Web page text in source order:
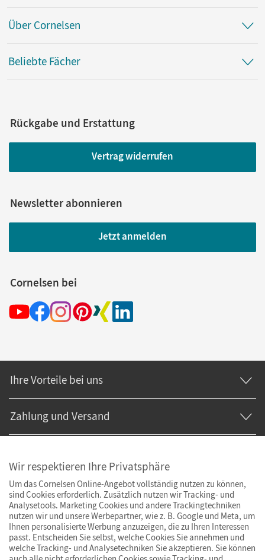
Über Cornelsen
Beliebte Fächer
Rückgabe und Erstattung
Vertrag widerrufen
Newsletter abonnieren
Jetzt anmelden
Cornelsen bei
Ihre Vorteile bei uns
Zahlung und Versand
Wir respektieren Ihre Privatsphäre
Um das Cornelsen Online-Angebot vollständig nutzen zu können,
sind Cookies erforderlich. Zusätzlich nutzen wir Tracking- und
Analysetools. Marketing Cookies und andere Trackingtechniken
nutzen wir und unsere Werbepartner, wie z. B. Google und Meta, um
Ihnen personalisierte Werbung anzuzeigen, die zu Ihren Interessen
passt. Entscheiden Sie selbst, welche Cookies Sie annehmen und
welche Tracking- und Analysetechniken Sie akzeptieren. Sie können